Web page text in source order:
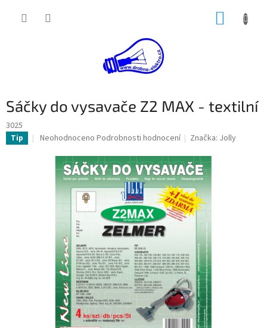
Sáčky do vysavače Z2 MAX - textilní
3025
Tip
Průměrné
produktu
Neohodnoceno Podrobnosti hodnocení Značka: Jolly